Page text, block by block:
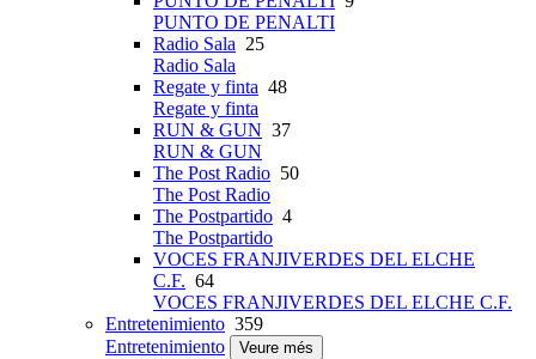
PUNTO DE PENALTI
Radio Sala 25
Radio Sala
Regate y finta 48
Regate y finta
RUN & GUN 37
RUN & GUN
The Post Radio 50
The Post Radio
The Postpartido 4
The Postpartido
VOCES FRANJIVERDES DEL ELCHE
C.F. 64
VOCES FRANJIVERDES DEL ELCHE C.F.
Entretenimiento 359
Entretenimiento
Veure més